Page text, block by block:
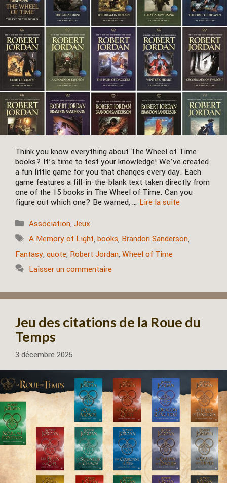
Think you know everything about The Wheel of Time
books? It’s time to test your knowledge! We’ve created
a fun little game for you that changes every day. Each
game features a fill-in-the-blank text taken directly from
one of the 15 books in The Wheel of Time. Can you
figure out which one? Be warned, … Lire la suite
Catégories
Association,Jeux
Étiquettes
A Memory of Light,books, Brandon Sanderson,
Fantasy, quote, Robert Jordan, Wheel of Time
Laisser un commentaire
Jeu des citations de la Roue du
Temps
3 décembre 2025